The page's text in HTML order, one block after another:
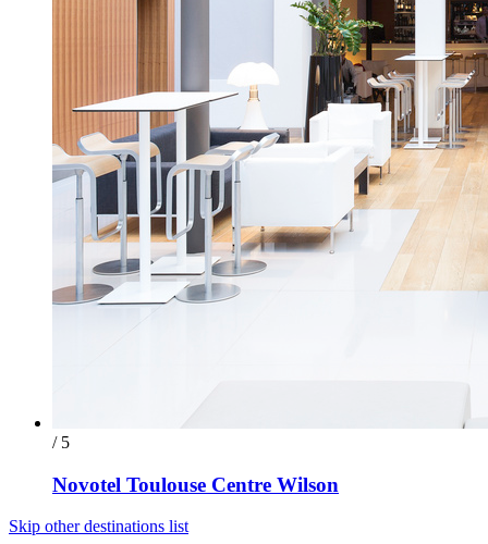
/ 5
Novotel Toulouse Centre Wilson
Skip other destinations list